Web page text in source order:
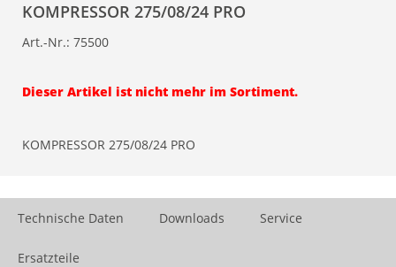
KOMPRESSOR 275/08/24 PRO
Art.-Nr.: 75500
Dieser Artikel ist nicht mehr im Sortiment.
KOMPRESSOR 275/08/24 PRO
Technische Daten Downloads Service
Ersatzteile